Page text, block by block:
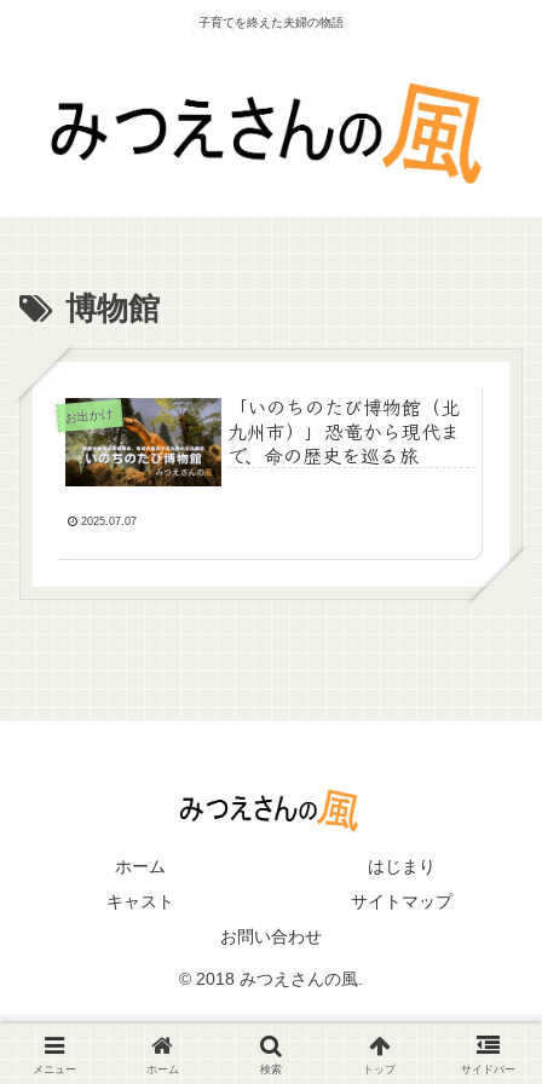
子育てを終えた夫婦の物語
博物館
お出かけ
「いのちのたび博物館（北
九州市）」恐竜から現代ま
で、命の歴史を巡る旅
2025.07.07
ホーム
はじまり
キャスト
サイトマップ
お問い合わせ
© 2018 みつえさんの風.
メニュー ホーム 検索 トップ サイドバー